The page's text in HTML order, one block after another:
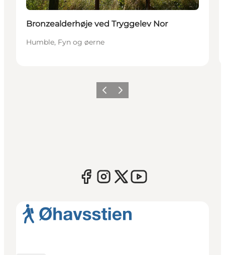
Bronzealderhøje ved Tryggelev Nor
Humble, Fyn og øerne
ForrigeNæste